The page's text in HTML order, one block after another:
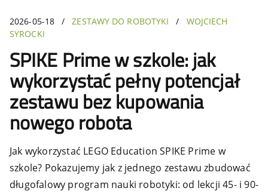
2026-05-18 / ZESTAWY DO ROBOTYKI /
WOJCIECH
SYROCKI
SPIKE Prime w szkole: jak
wykorzystać pełny potencjał
zestawu bez kupowania
nowego robota
Jak wykorzystać LEGO Education SPIKE Prime w
szkole? Pokazujemy jak z jednego zestawu zbudować
długofalowy program nauki robotyki: od lekcji 45- i 90-